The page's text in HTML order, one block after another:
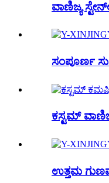
ವಾಣಿಜ್ಯ
ಸಂಪೂರ್ಣ
ಕಸ್ಟಮ್
ಉತ್ತಮ